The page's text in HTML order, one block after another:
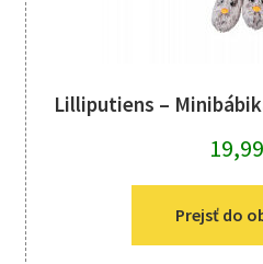
Lilliputiens –
19,99
Prejsť do